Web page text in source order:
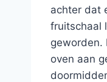
achter dat
fruitschaal
geworden.
oven aan